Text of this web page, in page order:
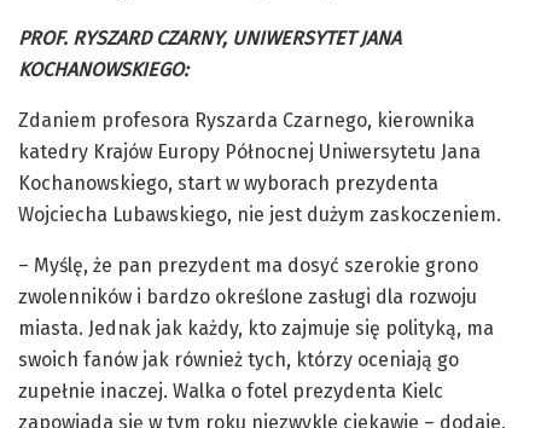
PROF. RYSZARD CZARNY, UNIWERSYTET JANA
KOCHANOWSKIEGO:
Zdaniem profesora Ryszarda Czarnego, kierownika
katedry Krajów Europy Północnej Uniwersytetu Jana
Kochanowskiego, start w wyborach prezydenta
Wojciecha Lubawskiego, nie jest dużym zaskoczeniem.
– Myślę, że pan prezydent ma dosyć szerokie grono
zwolenników i bardzo określone zasługi dla rozwoju
miasta. Jednak jak każdy, kto zajmuje się polityką, ma
swoich fanów jak również tych, którzy oceniają go
zupełnie inaczej. Walka o fotel prezydenta Kielc
zapowiada się w tym roku niezwykle ciekawie – dodaje.